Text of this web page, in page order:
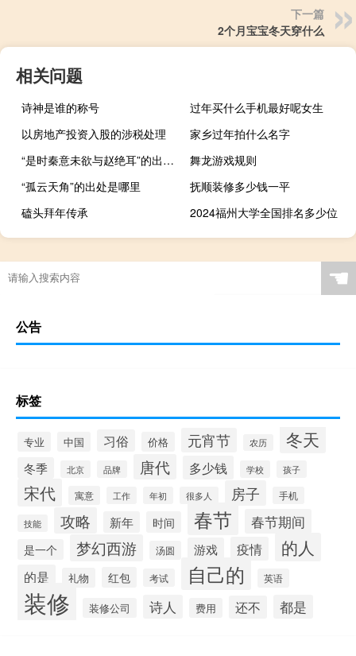
下一篇
2个月宝宝冬天穿什么
相关问题
诗神是谁的称号
过年买什么手机最好呢女生
以房地产投资入股的涉税处理
家乡过年拍什么名字
“是时秦意未欲与赵绝耳”的出处是哪里
舞龙游戏规则
“孤云天角”的出处是哪里
抚顺装修多少钱一平
磕头拜年传承
2024福州大学全国排名多少位
☚
公告
标签
专业 中国 习俗 价格 元宵节 农历 冬天
冬季 北京 品牌 唐代 多少钱 学校 孩子
宋代 寓意 工作 年初 很多人 房子 手机
技能 攻略 新年 时间 春节 春节期间
是一个 梦幻西游 汤圆 游戏 疫情 的人
的是 礼物 红包 考试 自己的 英语
装修 装修公司 诗人 费用 还不 都是